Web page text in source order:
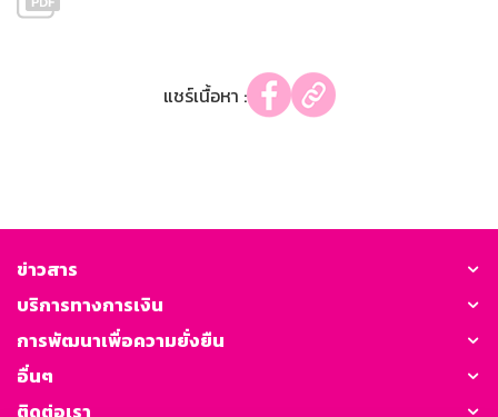
แชร์เนื้อหา :
ข่าวสาร
บริการทางการเงิน
การพัฒนาเพื่อความยั่งยืน
อื่นๆ